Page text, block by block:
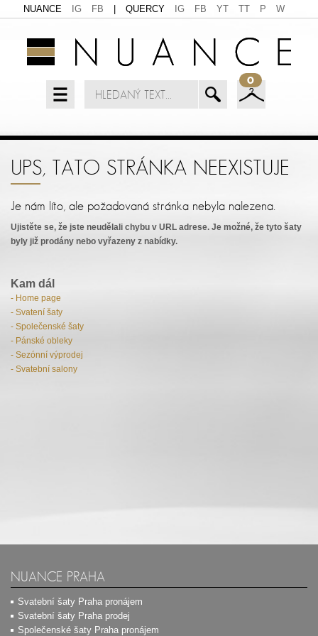
NUANCE IG FB QUERCY IG FB YT TT P W
0
UPS, TATO STRÁNKA NEEXISTUJE
Je nám líto, ale požadovaná stránka nebyla nalezena.
Ujistěte se, že jste neudělali chybu v URL adrese. Je možné, že tyto šaty
byly již prodány nebo vyřazeny z nabídky.
Kam dál
- Home page
- Svatení šaty
- Společenské šaty
- Pánské obleky
- Sezónní výprodej
- Svatební salony
NUANCE PRAHA
Svatební šaty Praha pronájem
Svatební šaty Praha prodej
Společenské šaty Praha pronájem